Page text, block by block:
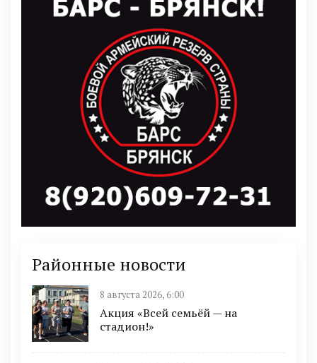
Районные новости
8 августа 2026, 6:00
Акция «Всей семьёй — на
стадион!»